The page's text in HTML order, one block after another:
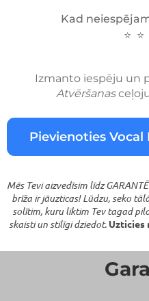
Kad
⭐ ⭐
Izmanto iespēju un
Atvēršanas
Pievienoties
Mēs Tevi aizvedīsim līdz
brīža ir jāuzticas! Lūdzu, seko
solītim, kuru liktim Tev tagad
skaisti un stilīgi dziedot. Uzticies